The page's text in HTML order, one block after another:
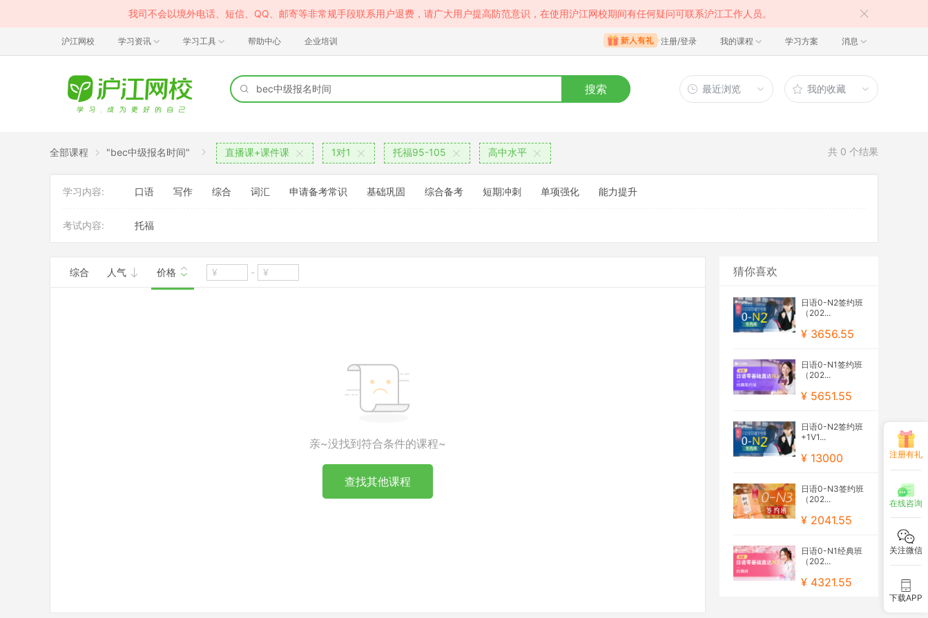
我司不会以境外电话、短信、QQ、邮寄等非常规手段联系用户退费，请广大用户提高防范意识，在使用沪江网校期间有任何疑问可联系沪江工作人员。
沪江网校 学习资讯 学习工具 帮助中心 企业培训 注册/登录 我的课程 学习方案 消息
搜索 最近浏览 我的收藏
全部课程 "bec中级报名时间" 直播课+课件课 1对1 托福95-105 高中水平 共 0 个结果
学习内容: 口语 写作 综合 词汇 申请备考常识 基础巩固 综合备考 短期冲刺 单项强化 能力提升
考试内容: 托福
综合 人气 价格 -
亲~没找到符合条件的课程~
查找其他课程
猜你喜欢
日语0-N2签约班
（202...
¥ 3656.55
日语0-N1签约班
（202...
¥ 5651.55
日语0-N2签约班
+1V1...
¥ 13000
日语0-N3签约班
（202...
¥ 2041.55
日语0-N1经典班
（202...
¥ 4321.55
注册有礼
在线咨询
关注微信
下载APP